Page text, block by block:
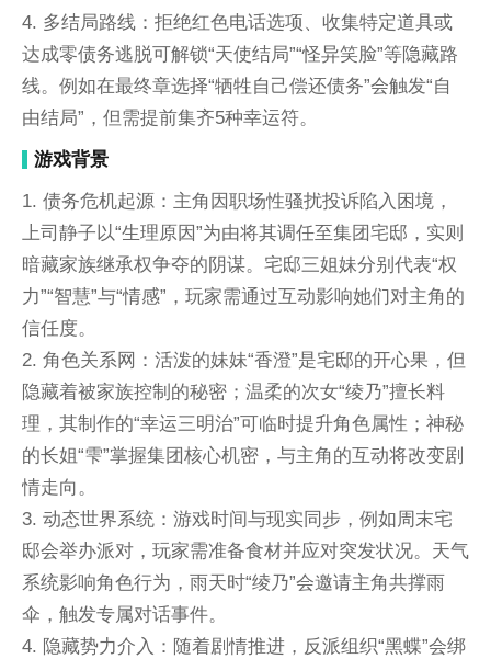
4. 多结局路线：拒绝红色电话选项、收集特定道具或
达成零债务逃脱可解锁“天使结局”“怪异笑脸”等隐藏路
线。例如在最终章选择“牺牲自己偿还债务”会触发“自
由结局”，但需提前集齐5种幸运符。
游戏背景
1. 债务危机起源：主角因职场性骚扰投诉陷入困境，
上司静子以“生理原因”为由将其调任至集团宅邸，实则
暗藏家族继承权争夺的阴谋。宅邸三姐妹分别代表“权
力”“智慧”与“情感”，玩家需通过互动影响她们对主角的
信任度。
2. 角色关系网：活泼的妹妹“香澄”是宅邸的开心果，但
隐藏着被家族控制的秘密；温柔的次女“绫乃”擅长料
理，其制作的“幸运三明治”可临时提升角色属性；神秘
的长姐“雫”掌握集团核心机密，与主角的互动将改变剧
情走向。
3. 动态世界系统：游戏时间与现实同步，例如周末宅
邸会举办派对，玩家需准备食材并应对突发状况。天气
系统影响角色行为，雨天时“绫乃”会邀请主角共撑雨
伞，触发专属对话事件。
4. 隐藏势力介入：随着剧情推进，反派组织“黑蝶”会绑